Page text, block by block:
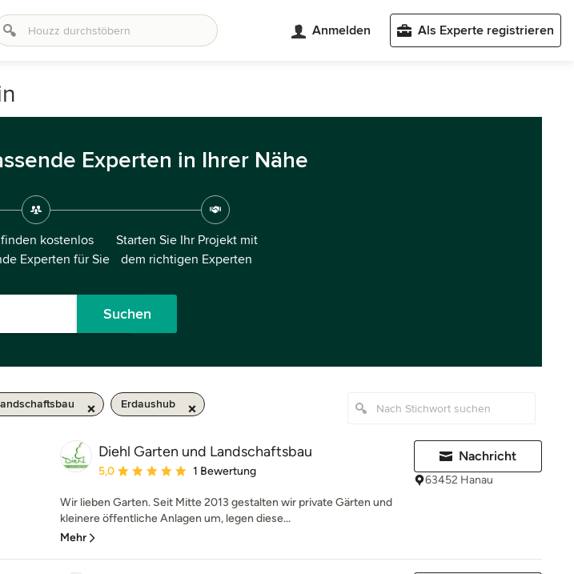
Anmelden Als Experte registrieren
Experten in Ihrer Nähe
kostenlos
Experten für Sie
Starten Sie Ihr Projekt mit
dem richtigen Experten
Suchen
Erdaushub
Diehl Garten und Landschaftsbau
Durchschnittliche Bewertung: 5 von 5 Sternen
5,0 1 Bewertung
Wir lieben Garten. Seit Mitte 2013 gestalten wir private Gärten und
kleinere öffentliche Anlagen um, legen diese...
Mehr
Nachricht
63452 Hanau